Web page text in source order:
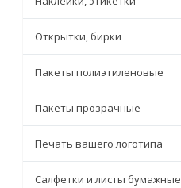
Открытки, бирки
Пакеты полиэтиленовые
Пакеты прозрачные
Печать вашего логотипа
Салфетки и листы бумажные